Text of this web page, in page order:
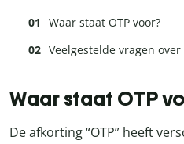
Waar staat OTP voor?
Veelgestelde vragen over
Waar staat OTP
De afkorting “OTP” heeft